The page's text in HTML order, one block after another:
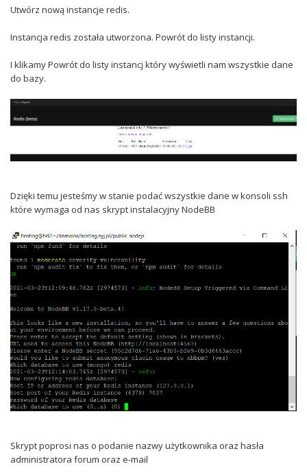
Utwórz nową instancje redis.
Instancja redis została utworzona. Powrót do listy instancji.
I klikamy Powrót do listy instancj który wyświetli nam wszystkie dane
do bazy.
Dzięki temu jesteśmy w stanie podać wszystkie dane w konsoli ssh
które wymaga od nas skrypt instalacyjny NodeBB
Skrypt poprosi nas o podanie nazwy użytkownika oraz hasła
administratora forum oraz e-mail